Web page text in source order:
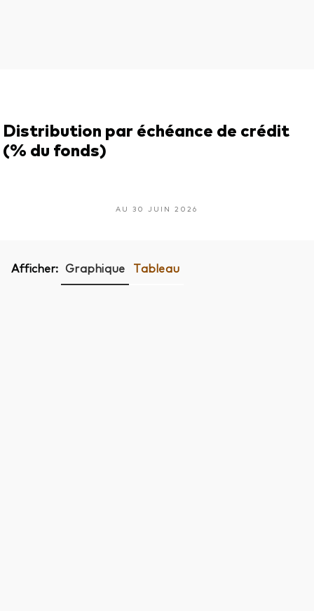
Distribution par échéance de crédit
(% du fonds)
AU 30 JUIN 2026
Afficher: Graphique Tableau